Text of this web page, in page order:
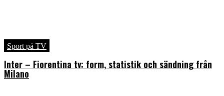
Sport på TV
Inter – Fiorentina tv: form, statistik och sändning från
Milano